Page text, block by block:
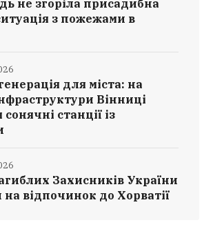
не згоріла присадибна
з пожежами в
для міста: на
Вінниці
сонячні станції із
Захисників України
відпочинок до Хорватії